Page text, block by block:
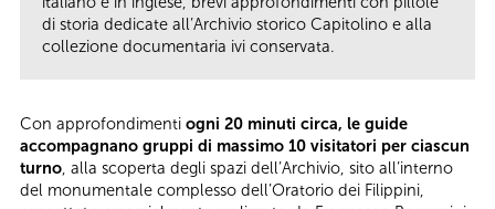
di storia dedicate all’Archivio storico Capitolino e alla
collezione documentaria ivi conservata.
Con approfondimenti ogni 20 minuti circa, le guide
accompagnano gruppi di massimo 10 visitatori per ciascun
turno, alla scoperta degli spazi dell’Archivio, sito all’interno
del monumentale complesso dell’Oratorio dei Filippini,